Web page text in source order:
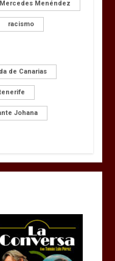
Mercedes Menéndez
racismo
de Canarias
Johana